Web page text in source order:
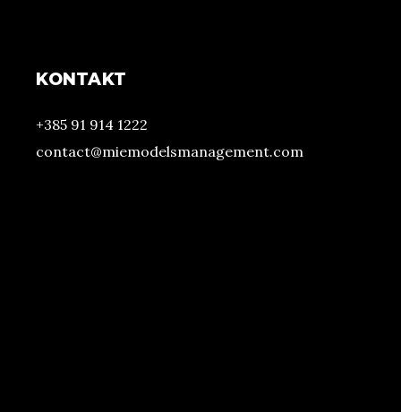
KONTAKT
+385 91 914 1222
contact@miemodelsmanagement.com